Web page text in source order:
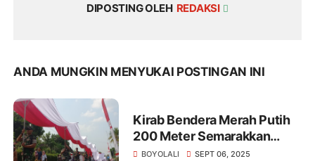
DIPOSTING OLEH REDAKSI
ANDA MUNGKIN MENYUKAI POSTINGAN INI
Kirab Bendera Merah Putih
200 Meter Semarakkan
Merti Desa Pojok Boyolali
BOYOLALI SEPT 06, 2025